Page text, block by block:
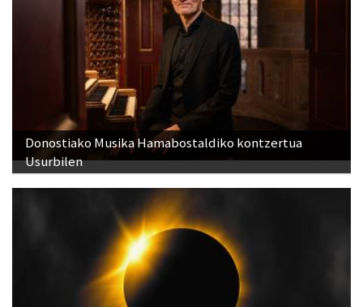
Donostiako Musika Hamabostaldiko kontzertua
Usurbilen